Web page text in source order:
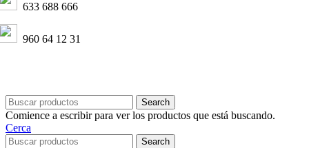
633 688 666
960 64 12 31
Search
Comience a escribir para ver los productos que está buscando.
Cerca
Search